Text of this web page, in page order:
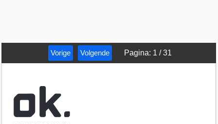
Vorige Volgende Pagina: 1 /31